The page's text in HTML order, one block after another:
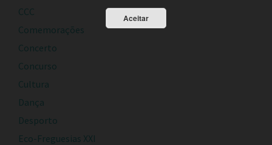
CCC
Comemorações
Concerto
Concurso
Cultura
Dança
Desporto
Eco-Freguesias XXI
Aceitar